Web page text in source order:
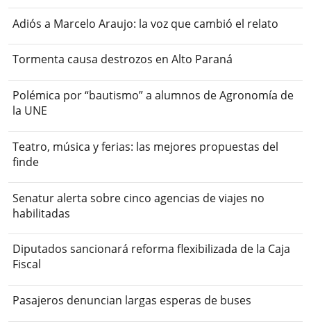
Adiós a Marcelo Araujo: la voz que cambió el relato
Tormenta causa destrozos en Alto Paraná
Polémica por “bautismo” a alumnos de Agronomía de
la UNE
Teatro, música y ferias: las mejores propuestas del
finde
Senatur alerta sobre cinco agencias de viajes no
habilitadas
Diputados sancionará reforma flexibilizada de la Caja
Fiscal
Pasajeros denuncian largas esperas de buses